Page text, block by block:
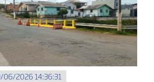
06/2026 14:36:31